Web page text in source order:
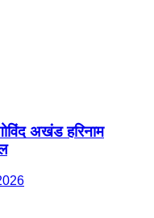
अखंड हरिनाम